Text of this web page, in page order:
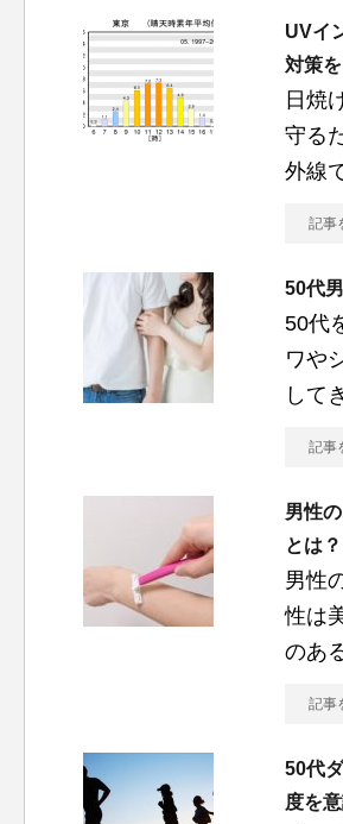
UVイ
対策
日焼
守る
外線
記事
50代
50代
ワや
して
記事
男性
とは？
男性
性は
のあ
記事
50代
度を